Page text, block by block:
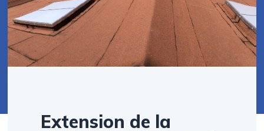
Extension de la